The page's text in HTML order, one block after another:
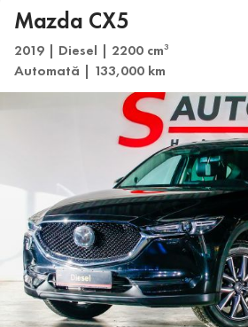
Mazda CX5
2019 | Diesel | 2200 cm3
Automată | 133,000 km